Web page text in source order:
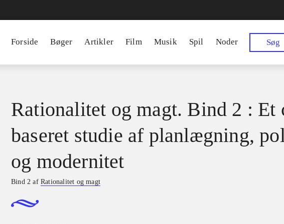
Forside Bøger Artikler Film Musik Spil Noder Søg
Rationalitet og magt. Bind 2 : Et
baseret studie af planlægning,
og modernitet
Bind 2 afRationalitet og magt